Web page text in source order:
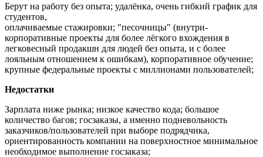
Берут на работу без опыта; удалёнка, очень гибкий график для
студентов,
оплачиваемые стажировки; "песочницы" (внутри-
корпоративные проекты для более лёгкого вхождения в
легковесный продакшн для людей без опыта, и с более
лояльным отношением к ошибкам), корпоративное обучение;
крупные федеральные проекты с миллионами пользователей;
Недостатки
Зарплата ниже рынка; низкое качество кода; большое
количество багов; госзаказы, а именно подневольность
заказчиков/пользователей при выборе подрядчика,
ориентированность компании на поверхностное минимальное
необходимое выполнение госзаказа;